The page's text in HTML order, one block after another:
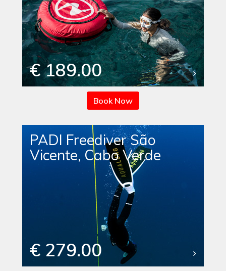
€ 189.00
Book Now
PADI Freediver São
Vicente, Cabo Verde
€ 279.00